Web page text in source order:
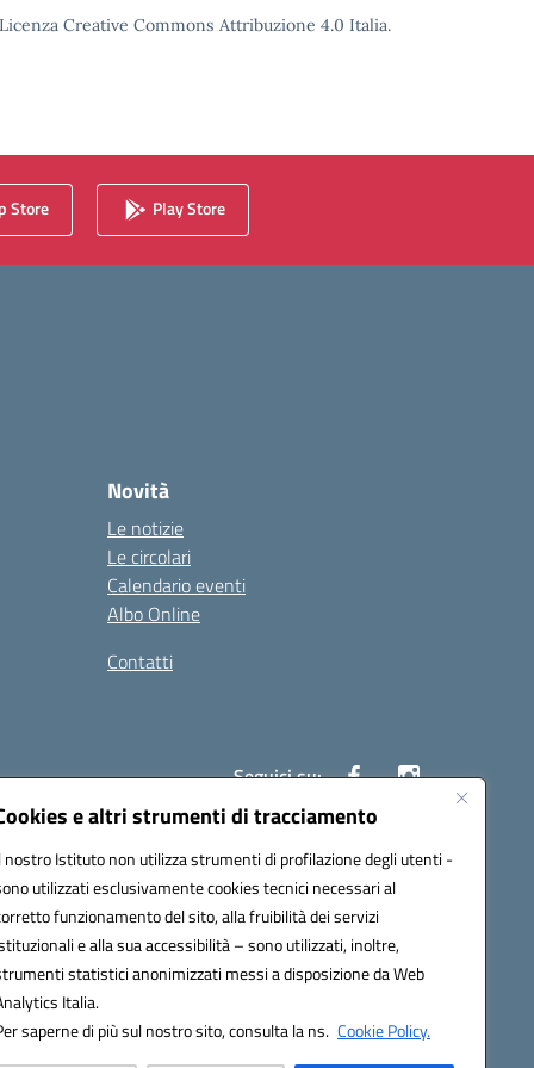
e altri strumenti di tracciamento
nostro Istituto non utilizza strumenti di profilazione degli utenti -
utilizzati esclusivamente cookies tecnici necessari al
funzionamento del sito, alla fruibilità dei servizi
e alla sua accessibilità – sono utilizzati, inoltre,
statistici anonimizzati messi a disposizione da Web
Italia.
saperne di più sul nostro sito, consulta la ns. Cookie Policy.
Creative Commons Attribuzione 4.0 Italia.
Store Play Store
Novità
Le notizie
Le circolari
Calendario eventi
Albo Online
Contatti
Seguici su: